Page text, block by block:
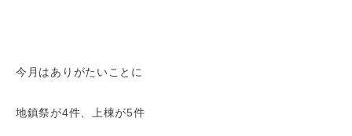
今月はありがたいことに
地鎮祭が4件、上棟が5件